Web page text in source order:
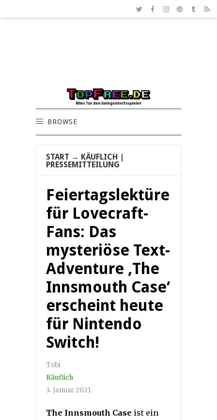
BROWSE
START → KÄUFLICH
PRESSEMITTEILUNG
Feiertagslektüre
für Lovecraft-
Fans: Das
mysteriöse Text-
Adventure ‚The
Innsmouth Case‘
erscheint heute
für Nintendo
Switch!
Tobi
Käuflich
3. Januar 2021
The Innsmouth Case ist ein